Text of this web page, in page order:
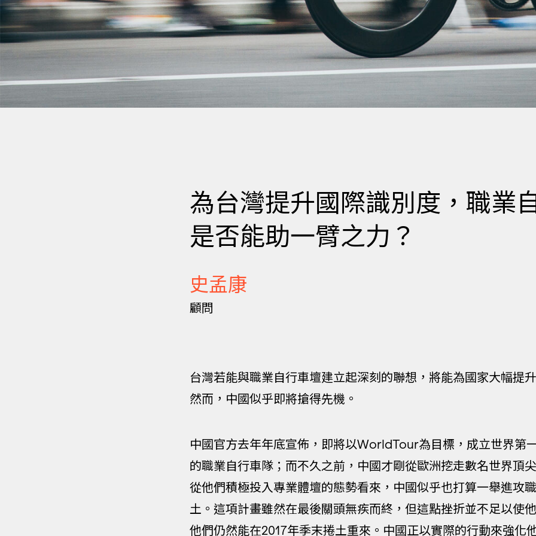
為台灣提升國際識別度，職業
是否能助一臂之力？
史孟康
顧問
台灣若能與職業自行車壇建立起深刻的聯想，將能為國家大幅提
然而，中國似乎即將搶得先機。
中國官方去年年底宣佈，即將以WorldTour為目標，成立世界第
的職業自行車隊；而不久之前，中國才剛從歐洲挖走數名世界頂
從他們積極投入專業體壇的態勢看來，中國似乎也打算一舉進攻
土。這項計畫雖然在最後關頭無疾而終，但這點挫折並不足以使
他們仍然能在2017年季末捲土重來。中國正以實際的行動來強化